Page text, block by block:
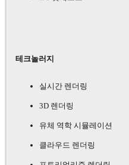
테크놀러지
실시간 렌더링
3D 렌더링
유체 역학 시뮬레이션
클라우드 렌더링